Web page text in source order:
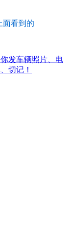
面看到的
发车辆照片、电
切记！